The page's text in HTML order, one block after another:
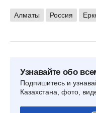
Алматы Россия
Узнавайте обо
Подпишитесь и
Казахстана, фото,